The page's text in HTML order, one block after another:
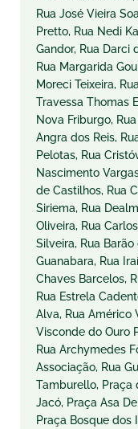
Rua José Vieira
Pretto, Rua Nedi
Gandor, Rua Darci
Rua Margarida
Moreci Teixeira,
Travessa Thomas
Nova Friburgo,
Angra dos Reis,
Pelotas, Rua
Nascimento
de Castilhos, Rua
Siriema, Rua
Oliveira, Rua
Silveira, Rua
Guanabara, Rua
Chaves Barcelos,
Rua Estrela
Alva, Rua Américo
Visconde do Ouro
Rua Archymedes
Associação, Rua
Tamburello, Praça
Jacó, Praça Asa
Praça Bosque dos